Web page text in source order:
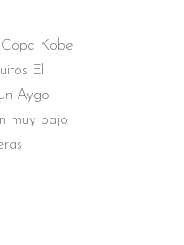
Kobe
El
Aygo
muy bajo